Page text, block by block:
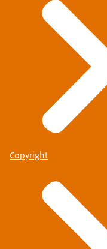
Copyright